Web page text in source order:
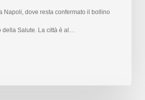
Napoli, dove resta confermato il bollino
Salute. La città è al…